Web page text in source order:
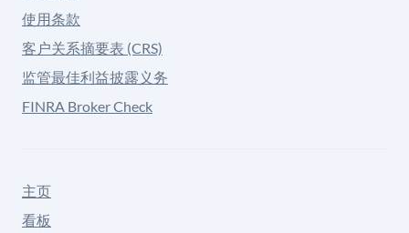
使用条款
客户关系摘要表 (CRS)
监管最佳利益披露义务
FINRA Broker Check
主页
看板